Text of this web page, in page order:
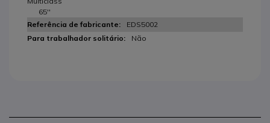
65''
EDS5002
Não